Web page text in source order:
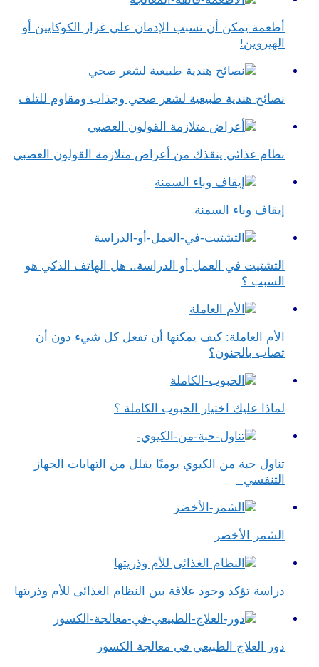
أطعمة يمكن أن تسبب الإدمان على غرار الكوكايين أو
الهيروين!
نصائح هندية طبيعية لشعر صحي وجذاب ومقاوم للتلف
نظام غذائي ينقذك من أعراض متلازمة القولون العصبي
إيقاف وباء السمنة
التشتيت في العمل أو الدراسة.. هل الهاتف الذكي هو
السبب ؟
الأم العاملة: كيف يمكنها أن تفعل كل شيء دون أن
تصاب بالجنون؟
لماذا عليك اختيار الحبوب الكاملة ؟
تناول حبة من الكيوي يوميًا يقلل من التهابات الجهاز
التنفسي
الشمر الأخضر
دراسة تؤكد وجود علاقة بين النظام الغذائى للأم وذريتها
دور العلاج الطبيعي في معالجة الكسور